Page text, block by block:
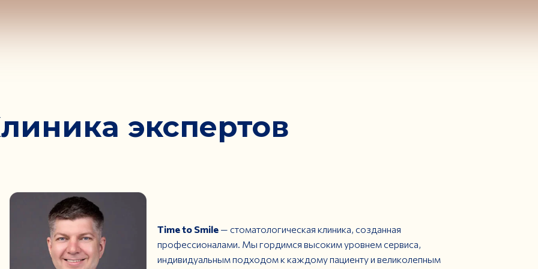
экспертов
Time to Smile — стоматологическая клиника, созданная
профессионалами. Мы гордимся высоким уровнем сервиса,
индивидуальным подходом к каждому пациенту и великолепным